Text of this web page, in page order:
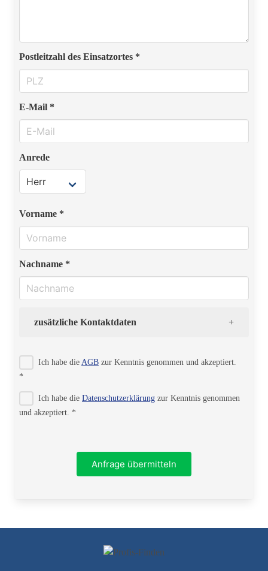
Postleitzahl des Einsatzortes *
E-Mail *
Anrede
Vorname *
Nachname *
zusätzliche Kontaktdaten
Ich habe die AGB zur Kenntnis genommen und akzeptiert.
*
Ich habe die Datenschutzerklärung zur Kenntnis genommen
und akzeptiert. *
Anfrage übermitteln